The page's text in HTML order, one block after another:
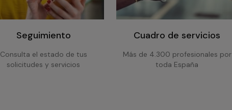
Seguimiento
Consulta el estado de tus
solicitudes y servicios
Cuadro de servicios
Más de 4.300 profesionales por
toda España